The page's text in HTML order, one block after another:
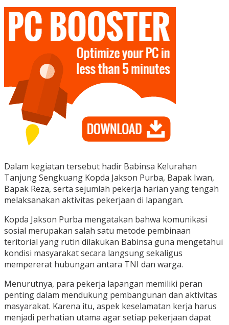
Dalam kegiatan tersebut hadir Babinsa Kelurahan
Tanjung Sengkuang Kopda Jakson Purba, Bapak Iwan,
Bapak Reza, serta sejumlah pekerja harian yang tengah
melaksanakan aktivitas pekerjaan di lapangan.
Kopda Jakson Purba mengatakan bahwa komunikasi
sosial merupakan salah satu metode pembinaan
teritorial yang rutin dilakukan Babinsa guna mengetahui
kondisi masyarakat secara langsung sekaligus
mempererat hubungan antara TNI dan warga.
Menurutnya, para pekerja lapangan memiliki peran
penting dalam mendukung pembangunan dan aktivitas
masyarakat. Karena itu, aspek keselamatan kerja harus
menjadi perhatian utama agar setiap pekerjaan dapat